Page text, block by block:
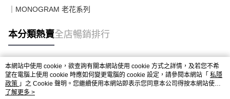
｜MONOGRAM 老花系列
本分類熱賣全店暢銷排行
熱門標籤
熱銷排行
本網站中使用 cookie，欲查詢有關本網站使用 cookie 方式之詳情，及若您不希
望在電腦上使用 cookie 時應如何變更電腦的 cookie 設定，請參閱本網站「 私隱
政策 」之 Cookie 聲明。您繼續使用本網站即表示您同意本公司得按本網站使用
條款之 Cookie 聲明使用 cookie。
了解更多 >